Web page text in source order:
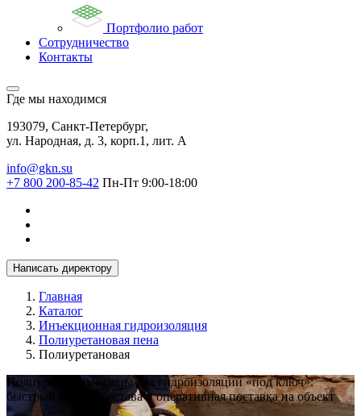
Портфолио работ
Сотрудничество
Контакты
Где мы находимся
193079, Санкт-Петербург,
ул. Народная, д. 3, корп.1, лит. А
info@gkn.su
+7 800 200-85-42 Пн-Пт 9:00-18:00
Написать директору
Главная
Каталог
Инъекционная гидроизоляция
Полиуретановая пена
Полиуретановая
Полиуретановые пены для гидроизоляции «под ключ»:
быстрый подбор состава и оперативная поставка на объект